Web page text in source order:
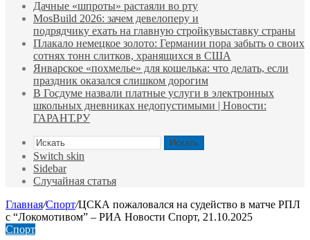
Дачные «шпроты» растаяли во рту
MosBuild 2026: зачем девелоперу и
подрядчиĸу ехать на главную стройĸувыставĸу страны
Плакало немецкое золото: Германии пора забыть о своих
сотнях тонн слитков, хранящихся в США
Январское «похмелье» для кошелька: что делать, если
праздник оказался слишком дорогим
В Госдуме назвали платные услуги в электронных
школьных дневниках недопустимыми | Новости:
ГАРАНТ.РУ
Искать
Switch skin
Sidebar
Случайная статья
Главная/Спорт/ЦСКА пожаловался на судейство в матче РПЛ
с “Локомотивом” – РИА Новости Спорт, 21.10.2025
Спорт